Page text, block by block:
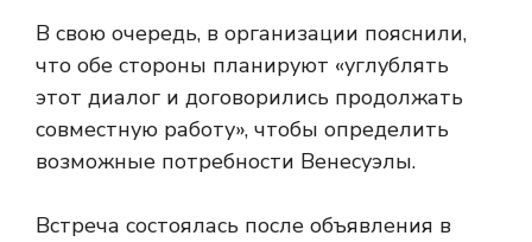
В свою очередь, в организации пояснили,
что обе стороны планируют «углублять
этот диалог и договорились продолжать
совместную работу», чтобы определить
возможные потребности Венесуэлы.
Встреча состоялась после объявления в